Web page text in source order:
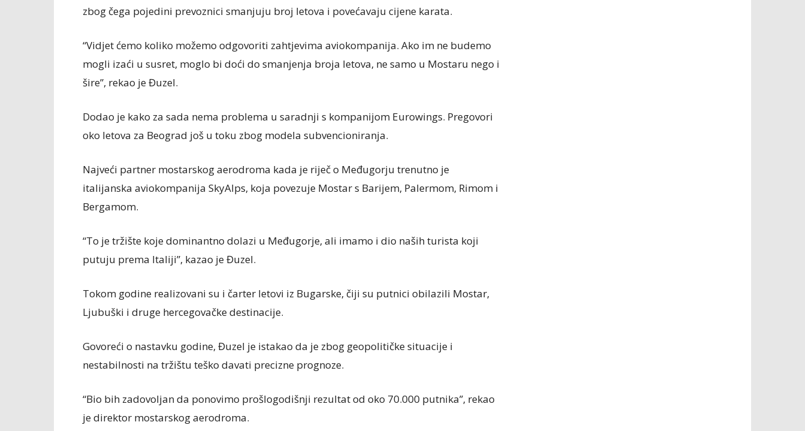
zbog čega pojedini prevoznici smanjuju broj letova i povećavaju cijene karata.
“Vidjet ćemo koliko možemo odgovoriti zahtjevima aviokompanija. Ako im ne budemo
mogli izaći u susret, moglo bi doći do smanjenja broja letova, ne samo u Mostaru nego i
šire”, rekao je Đuzel.
Dodao je kako za sada nema problema u saradnji s kompanijom Eurowings. Pregovori
oko letova za Beograd još u toku zbog modela subvencioniranja.
Najveći partner mostarskog aerodroma kada je riječ o Međugorju trenutno je
italijanska aviokompanija SkyAlps, koja povezuje Mostar s Barijem, Palermom, Rimom i
Bergamom.
“To je tržište koje dominantno dolazi u Međugorje, ali imamo i dio naših turista koji
putuju prema Italiji”, kazao je Đuzel.
Tokom godine realizovani su i čarter letovi iz Bugarske, čiji su putnici obilazili Mostar,
Ljubuški i druge hercegovačke destinacije.
Govoreći o nastavku godine, Đuzel je istakao da je zbog geopolitičke situacije i
nestabilnosti na tržištu teško davati precizne prognoze.
“Bio bih zadovoljan da ponovimo prošlogodišnji rezultat od oko 70.000 putnika”, rekao
je direktor mostarskog aerodroma.